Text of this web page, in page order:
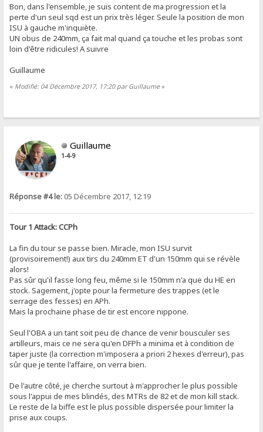
Bon, dans l'ensemble, je suis content de ma progression et la
perte d'un seul sqd est un prix très léger. Seule la position de mon
ISU à gauche m'inquiète.
UN obus de 240mm, ça fait mal quand ça touche et les probas sont
loin d'être ridicules! A suivre
Guillaume
« Modifié: 04 Décembre 2017, 17:20 par Guillaume»
Guillaume
1-4-9
Réponse #4 le: 05 Décembre 2017, 12:19
Tour 1 Attack: CCPh
La fin du tour se passe bien. Miracle, mon ISU survit
(provisoirement!) aux tirs du 240mm ET d'un 150mm qui se révèle
alors!
Pas sûr qu'il fasse long feu, même si le 150mm n'a que du HE en
stock. Sagement, j'opte pour la fermeture des trappes (et le
serrage des fesses) en APh.
Mais la prochaine phase de tir est encore nippone.
Seul l'OBA a un tant soit peu de chance de venir bousculer ses
artilleurs, mais ce ne sera qu'en DFPh a minima et à condition de
taper juste (la correction m'imposera a priori 2 hexes d'erreur), pas
sûr que je tente l'affaire, on verra bien.
De l'autre côté, je cherche surtout à m'approcher le plus possible
sous l'appui de mes blindés, des MTRs de 82 et de mon kill stack.
Le reste de la biffe est le plus possible dispersée pour limiter la
prise aux coups.